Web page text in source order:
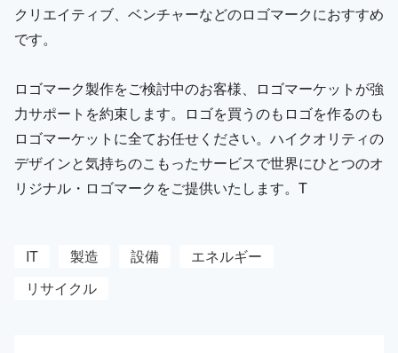
クリエイティブ、ベンチャーなどのロゴマークにおすすめ
です。
ロゴマーク製作をご検討中のお客様、ロゴマーケットが強
力サポートを約束します。ロゴを買うのもロゴを作るのも
ロゴマーケットに全てお任せください。ハイクオリティの
デザインと気持ちのこもったサービスで世界にひとつのオ
リジナル・ロゴマークをご提供いたします。T
IT 製造 設備
エネルギー
リサイクル